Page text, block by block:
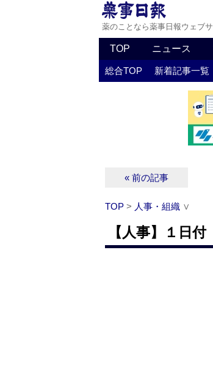
薬のことなら薬事日報ウェブ
TOP ニュース
総合TOP 新着記事一覧
« 前の記事
TOP > 人事・組織 ∨
【人事】１日